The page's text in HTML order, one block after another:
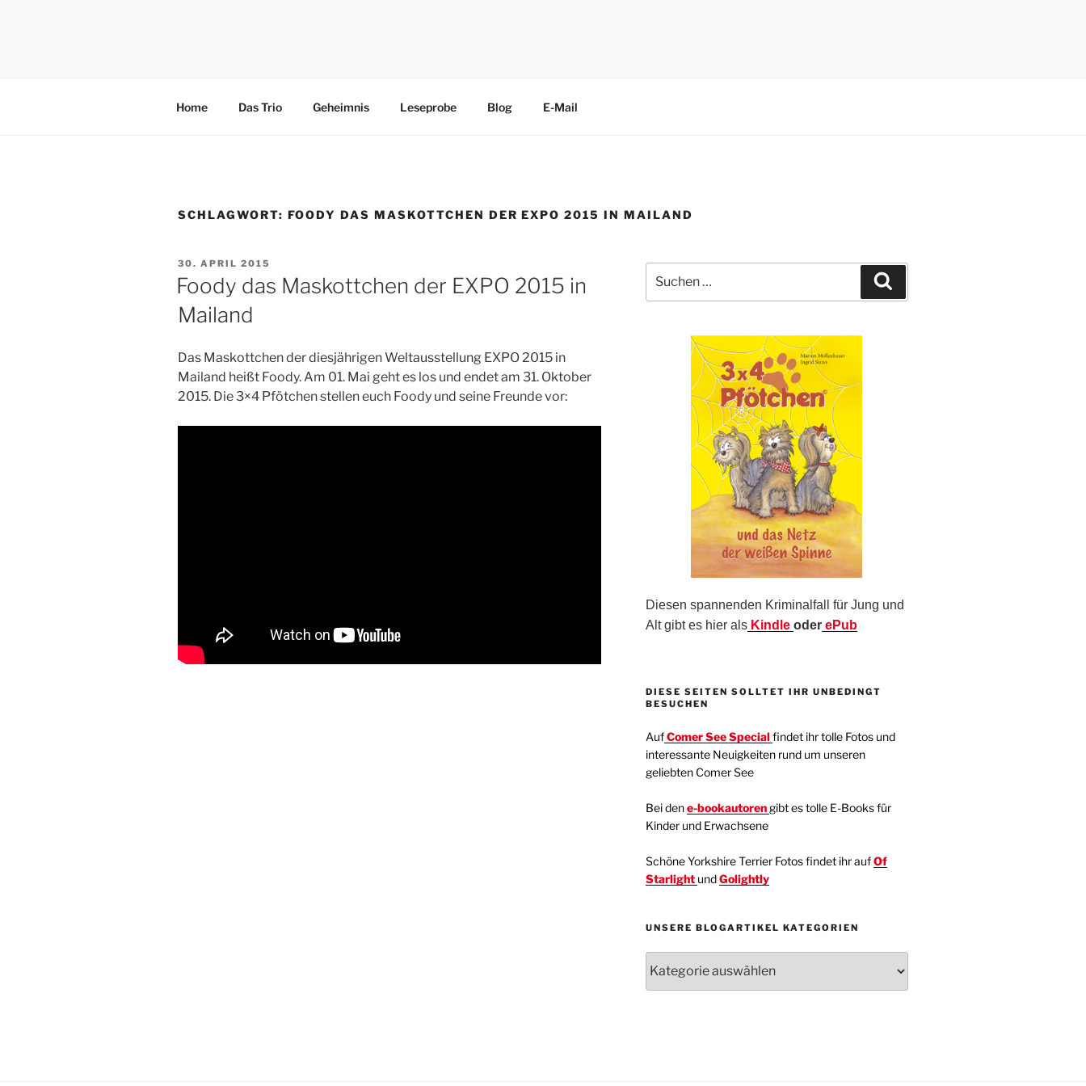
Home Das Trio Geheimnis Leseprobe Blog E-Mail
SCHLAGWORT: FOODY DAS MASKOTTCHEN DER EXPO 2015 IN MAILAND
VERÖFFENTLICHT
AM
30. APRIL 2015
Foody das Maskottchen der EXPO 2015 in
Mailand
Das Maskottchen der diesjährigen Weltausstellung EXPO 2015 in
Mailand heißt Foody. Am 01. Mai geht es los und endet am 31. Oktober
2015. Die 3×4 Pfötchen stellen euch Foody und seine Freunde vor:
nach:
Diesen spannenden Kriminalfall für Jung und
Alt gibt es hier alsKindle oder ePub
DIESE SEITEN SOLLTET IHR UNBEDINGT
BESUCHEN
AufComer See Specialfindet ihr tolle Fotos und
interessante Neuigkeiten rund um unseren
geliebten Comer See
Bei den e-bookautoren gibt es tolle E-Books für
Kinder und Erwachsene
Schöne Yorkshire Terrier Fotos findet ihr aufOf
Starlight undGolightly
UNSERE BLOGARTIKEL KATEGORIEN
Blogartikel
Kategorien